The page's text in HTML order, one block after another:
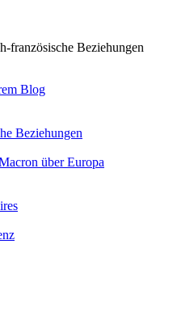
französische Beziehungen
Blog
Beziehungen
über Europa